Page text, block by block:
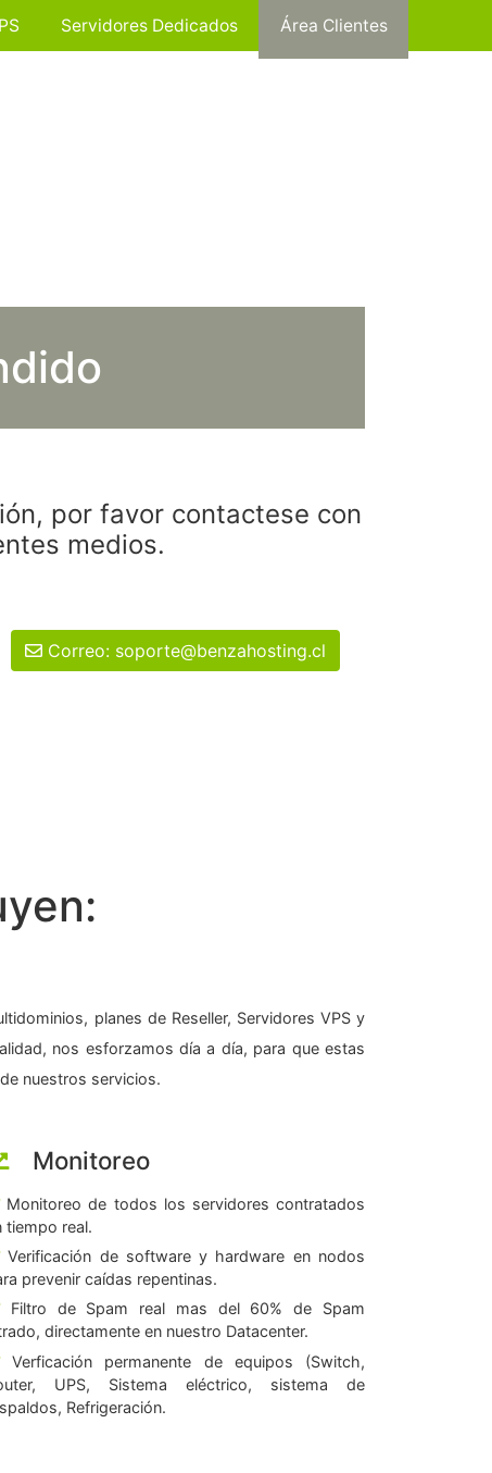
Servidores Dedicados Área Clientes
por favor contactese con
medios.
Correo: soporte@benzahosting.cl
planes de Reseller, Servidores VPS y
nos esforzamos día a día, para que estas
nuestros servicios.
Monitoreo
Monitoreo de todos los servidores contratados
tiempo real.
Verificación de software y hardware en nodos
prevenir caídas repentinas.
Filtro de Spam real mas del 60% de Spam
directamente en nuestro Datacenter.
Verficación permanente de equipos (Switch,
UPS, Sistema eléctrico, sistema de
Refrigeración.